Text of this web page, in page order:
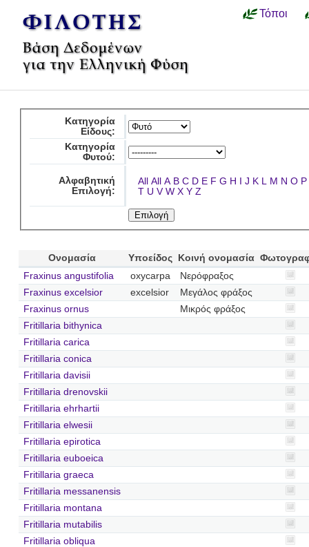
Τόποι
Κατηγορία
Είδους:
Κατηγορία
Φυτού:
Αλφαβητική
Επιλογή:
All All A B C D E F G H I J K L M N O P
T U V W X Y Z
Ονομασία Υποείδος Κοινή ονομασία
Fraxinus angustifolia
oxycarpa
Νερόφραξος
Fraxinus excelsior
excelsior
Μεγάλος φράξος
Fraxinus ornus
Μικρός φράξος
Fritillaria bithynica
Fritillaria carica
Fritillaria conica
Fritillaria davisii
Fritillaria drenovskii
Fritillaria ehrhartii
Fritillaria elwesii
Fritillaria epirotica
Fritillaria euboeica
Fritillaria graeca
Fritillaria messanensis
Fritillaria montana
Fritillaria mutabilis
Fritillaria obliqua